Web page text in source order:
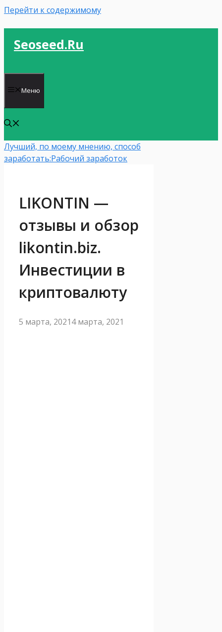
Перейти к содержимому
Seoseed.ru
Меню
Лучший, по моему мнению, способ
заработать:Рабочий заработок
LIKONTIN —
отзывы и обзор
likontin.biz.
Инвестиции в
криптовалюту
5 марта, 20214 марта, 2021